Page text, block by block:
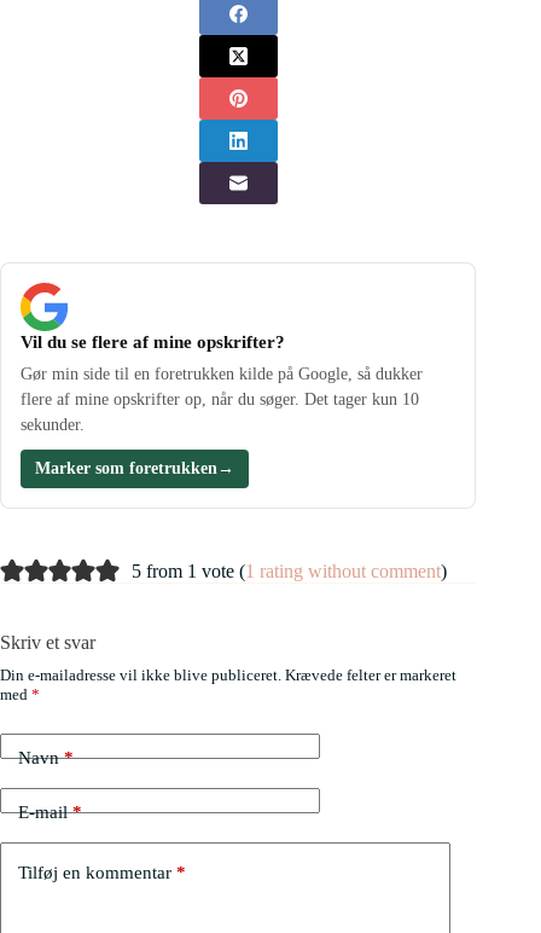
Vil du se flere af mine opskrifter?
Gør min side til en foretrukken kilde på Google, så dukker
flere af mine opskrifter op, når du søger. Det tager kun 10
sekunder.
Marker som foretrukken→
5 from 1 vote (1 rating without comment)
Skriv et svar
Din e-mailadresse vil ikke blive publiceret. Krævede felter er markeret
med *
Navn*
E-mail*
Tilføj en kommentar *